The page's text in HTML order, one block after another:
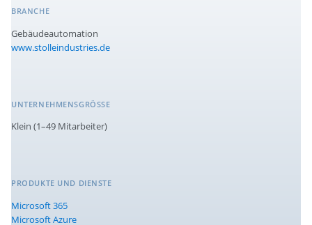
BRANCHE
Gebäudeautomation
www.stolleindustries.de
UNTERNEHMENSGRÖSSE
Klein (1–49 Mitarbeiter)
PRODUKTE UND DIENSTE
Microsoft 365
Microsoft Azure